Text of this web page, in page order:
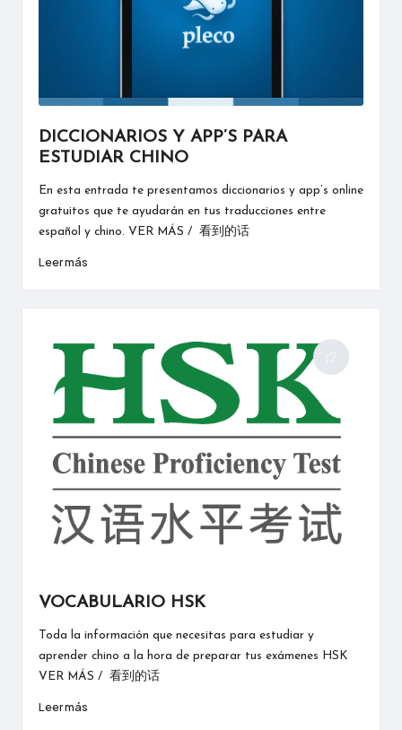
DICCIONARIOS Y APP’S PARA
ESTUDIAR CHINO
En esta entrada te presentamos diccionarios y app’s online
gratuitos que te ayudarán en tus traducciones entre
español y chino. VER MÁS / 看到的话
Leer más
VOCABULARIO HSK
Toda la información que necesitas para estudiar y
aprender chino a la hora de preparar tus exámenes HSK
VER MÁS / 看到的话
Leer más